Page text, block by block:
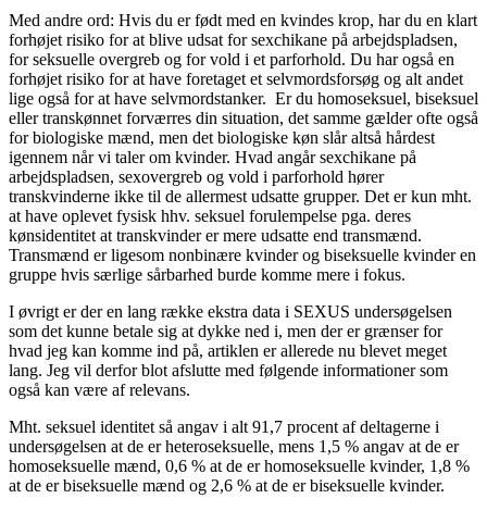
Med andre ord: Hvis du er født med en kvindes krop, har du en klart
forhøjet risiko for at blive udsat for sexchikane på arbejdspladsen,
for seksuelle overgreb og for vold i et parforhold. Du har også en
forhøjet risiko for at have foretaget et selvmordsforsøg og alt andet
lige også for at have selvmordstanker. Er du homoseksuel, biseksuel
eller transkønnet forværres din situation, det samme gælder ofte også
for biologiske mænd, men det biologiske køn slår altså hårdest
igennem når vi taler om kvinder. Hvad angår sexchikane på
arbejdspladsen, sexovergreb og vold i parforhold hører
transkvinderne ikke til de allermest udsatte grupper. Det er kun mht.
at have oplevet fysisk hhv. seksuel forulempelse pga. deres
kønsidentitet at transkvinder er mere udsatte end transmænd.
Transmænd er ligesom nonbinære kvinder og biseksuelle kvinder en
gruppe hvis særlige sårbarhed burde komme mere i fokus.
I øvrigt er der en lang række ekstra data i SEXUS undersøgelsen
som det kunne betale sig at dykke ned i, men der er grænser for
hvad jeg kan komme ind på, artiklen er allerede nu blevet meget
lang. Jeg vil derfor blot afslutte med følgende informationer som
også kan være af relevans.
Mht. seksuel identitet så angav i alt 91,7 procent af deltagerne i
undersøgelsen at de er heteroseksuelle, mens 1,5 % angav at de er
homoseksuelle mænd, 0,6 % at de er homoseksuelle kvinder, 1,8 %
at de er biseksuelle mænd og 2,6 % at de er biseksuelle kvinder.